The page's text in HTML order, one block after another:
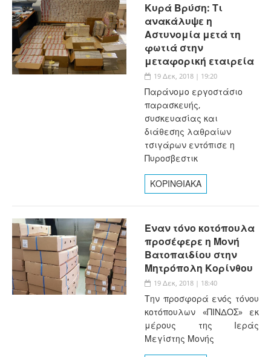
Κυρά Βρύση: Τι
ανακάλυψε η
Αστυνομία μετά τη
φωτιά στην
μεταφορική εταιρεία
19 Δεκ, 2018 | 19:20
Παράνομο εργοστάσιο
παρασκευής,
συσκευασίας και
διάθεσης λαθραίων
τσιγάρων εντόπισε η
Πυροσβεστικ
ΚΟΡΙΝΘΙΑΚΑ
Έναν τόνο κοτόπουλα
προσέφερε η Μονή
Βατοπαιδίου στην
Μητρόπολη Κορίνθου
19 Δεκ, 2018 | 18:40
Την προσφορά ενός τόνου
κοτόπουλων «ΠΙΝΔΟΣ» εκ
μέρους της Ιεράς
Μεγίστης Μονής